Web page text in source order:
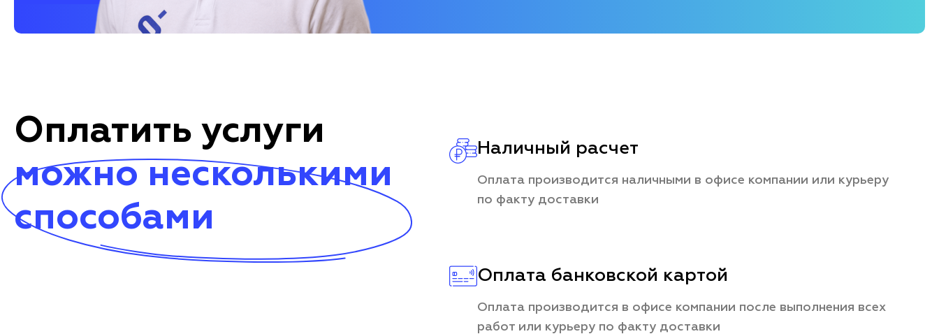
Оплатить услуги
можно несколькими
способами
Наличный расчет
Оплата производится наличными в офисе компании или курьеру
по факту доставки
Оплата банковской картой
Оплата производится в офисе компании после выполнения всех
работ или курьеру по факту доставки